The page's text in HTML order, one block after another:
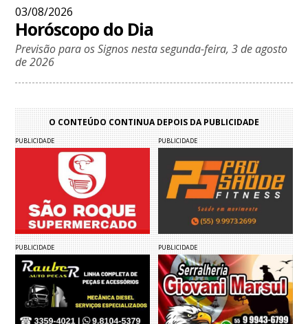
03/08/2026
Horóscopo do Dia
Previsão para os Signos nesta segunda-feira, 3 de agosto
de 2026
O CONTEÚDO CONTINUA DEPOIS DA PUBLICIDADE
PUBLICIDADE PUBLICIDADE
PUBLICIDADE PUBLICIDADE